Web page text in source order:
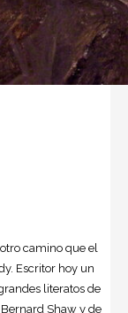
camino que el
Escritor hoy un
literatos de
Bernard Shaw y de